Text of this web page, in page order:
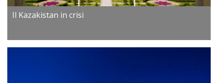
Il Kazakistan in crisi